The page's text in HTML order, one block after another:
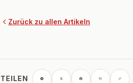
Zurück zu allen Artikeln
TEILEN